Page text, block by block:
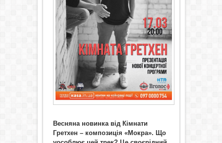
Весняна новинка від Кімнати
Гретхен – композиція «Мокра». Що